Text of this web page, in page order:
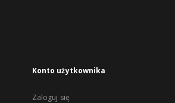
Konto użytkownika
Zaloguj się